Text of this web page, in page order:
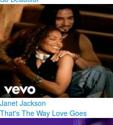
Janet Jackson
That's The Way Love Goes